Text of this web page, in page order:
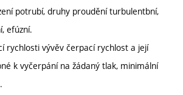
potrubí, druhy proudění turbulentbní,
efúzní.
rychlosti vývěv čerpací rychlost a její
k vyčerpání na žádaný tlak, minimální